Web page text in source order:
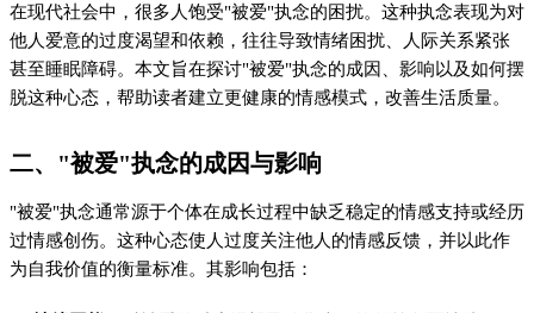
在现代社会中，很多人饱受"被爱"执念的困扰。这种执念表现为对
他人爱意的过度渴望和依赖，往往导致情绪困扰、人际关系紧张
甚至睡眠障碍。本文旨在探讨"被爱"执念的成因、影响以及如何摆
脱这种心态，帮助读者建立更健康的情感模式，改善生活质量。
二、"被爱"执念的成因与影响
"被爱"执念通常源于个体在成长过程中缺乏稳定的情感支持或经历
过情感创伤。这种心态使人过度关注他人的情感反馈，并以此作
为自我价值的衡量标准。其影响包括：